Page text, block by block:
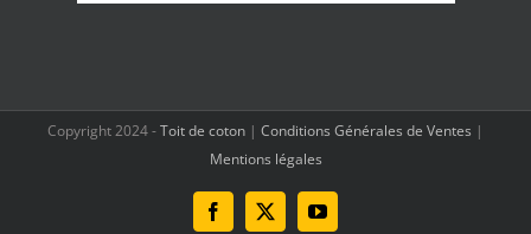
Copyright 2024 -Toit de coton | Conditions Générales de Ventes |
Mentions légales
Facebook
X YouTube